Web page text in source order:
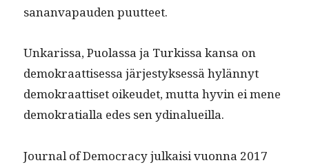
sanan­va­pau­den puutteet.
Unkaris­sa, Puo­las­sa ja Turkissa kansa on
demokraat­tises­sa järjestyk­sessä hylän­nyt
demokraat­tiset oikeudet, mut­ta hyvin ei mene
demokra­tial­la edes sen ydinalueilla.
Jour­nal of Democ­ra­cy julka­isi vuon­na 2017